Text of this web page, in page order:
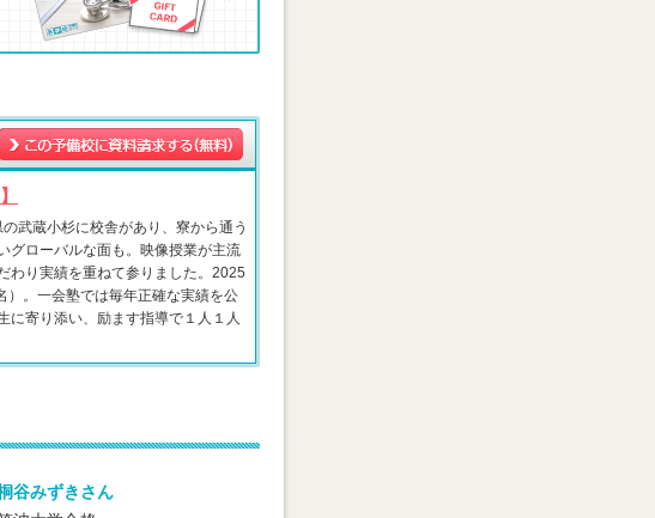
武蔵小杉に校舎があり、寮から通う
グローバルな面も。映像授業が主流
わり実績を重ねて参りました。2025
。一会塾では毎年正確な実績を公
に寄り添い、励ます指導で１人１人
谷みずきさん